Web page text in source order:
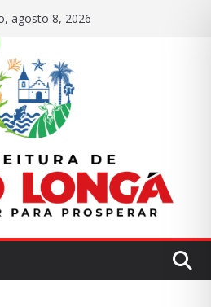
agosto 8, 2026